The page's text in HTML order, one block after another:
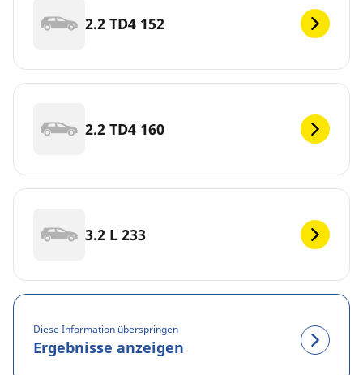
2.2 TD4 152
2.2 TD4 160
3.2 L 233
Diese Information überspringen
Ergebnisse anzeigen